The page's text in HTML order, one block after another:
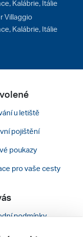
Kalábrie, Itálie
Villaggio
Kalábrie, Itálie
u letiště
pojištění
poukazy
pro vaše cesty
podmínky